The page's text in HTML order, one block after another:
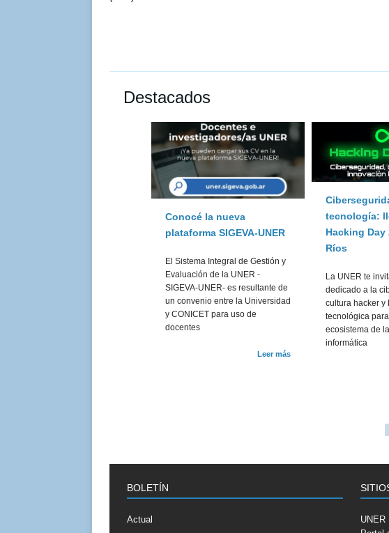
Destacados
Conocé la nueva
plataforma SIGEVA-UNER
El Sistema Integral de Gestión y
Evaluación de la UNER -
SIGEVA-UNER- es resultante de
un convenio entre la Universidad
y CONICET para uso de
docentes
Leer más
tecnología:
Hacking Day
Ríos
La UNER te
dedicado a la
cultura hacker y
tecnológica
ecosistema de
informática
BOLETÍN
Actual
UNER